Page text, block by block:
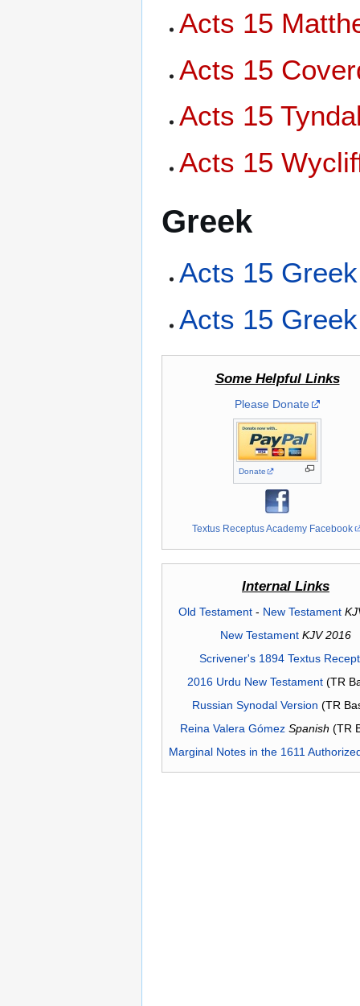
Acts 15
Acts 15
Acts 15
Acts 15
Greek
Acts 15
Acts 15
Some Helpful Links
Please Donate
Donate
Textus Receptus Academy Facebook
Internal Links
Old Testament- New Testament
New Testament KJV 2016
Scrivener's 1894 Textus
2016 Urdu New Testament(TR
Russian Synodal Version (TR
Reina Valera Gómez Spanish (TR
Marginal Notes in the 1611